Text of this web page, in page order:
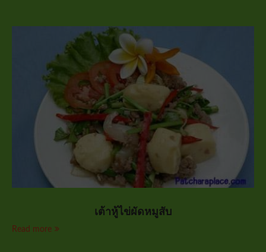
เต้าหู้ไข่ผัดหมูสับ
Read more